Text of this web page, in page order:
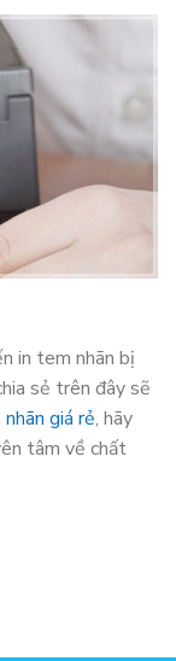
in tem nhãn bị
sẻ trên đây sẽ
giá rẻ, hãy
tâm về chất